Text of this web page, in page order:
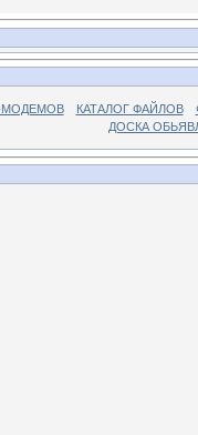
МОДЕМОВ КАТАЛОГ ФАЙЛОВ
ДОСКА